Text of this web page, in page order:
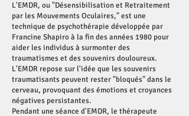
L'EMDR, ou "Désensibilisation et Retraitement
par les Mouvements Oculaires," est une
technique de psychothérapie développée par
Francine Shapiro à la fin des années 1980 pour
aider les individus à surmonter des
traumatismes et des souvenirs douloureux.
L'EMDR repose sur l'idée que les souvenirs
traumatisants peuvent rester "bloqués" dans le
cerveau, provoquant des émotions et croyances
négatives persistantes.
Pendant une séance d'EMDR, le thérapeute